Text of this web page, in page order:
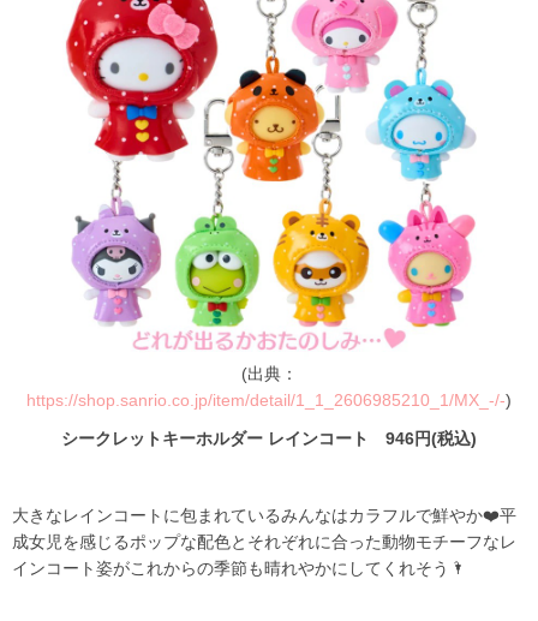
(出典：
https://shop.sanrio.co.jp/item/detail/1_1_2606985210_1/MX_-/-)
シークレットキーホルダー レインコート 946円(税込)
大きなレインコートに包まれているみんなはカラフルで鮮やか❤️平
成女児を感じるポップな配色とそれぞれに合った動物モチーフなレ
インコート姿がこれからの季節も晴れやかにしてくれそう🌂